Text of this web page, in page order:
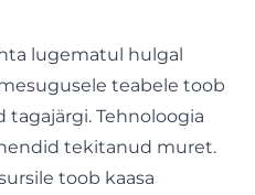
lugematul hulgal
teabele toob
tagajärgi. Tehnoloogia
tekitanud muret.
toob kaasa